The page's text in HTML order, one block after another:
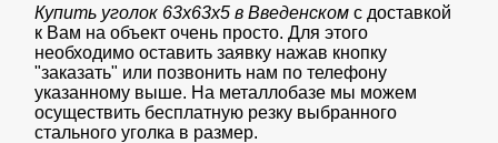
Купить уголок 63х63х5 в Введенскомс доставкой
к Вам на объект очень просто. Для этого
необходимо оставить заявку нажав кнопку
"заказать" или позвонить нам по телефону
указанному выше. На металлобазе мы можем
осуществить бесплатную резку выбранного
стального уголка в размер.